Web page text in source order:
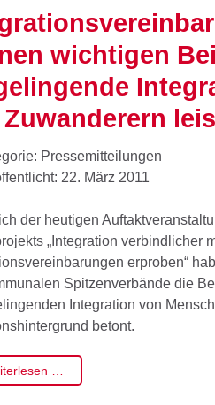
wichtigen
Pressemitteilungen
22. März 2011
der heutigen
„Integration verbindlicher
erproben“
Spitzenverbände die
Integration von
betont.
…